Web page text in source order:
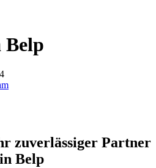
Belp
zuverlässiger Partner
Belp